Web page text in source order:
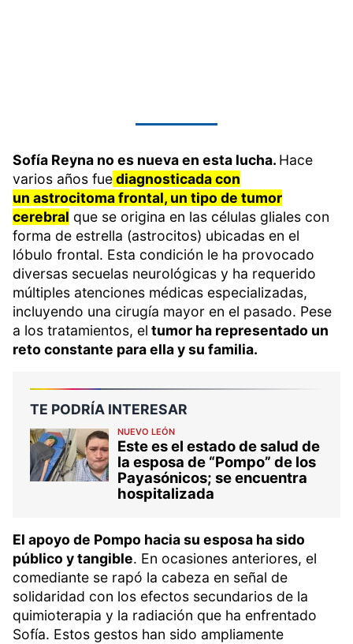
Sofía Reyna no es nueva en esta lucha. Hace
varios años fuediagnosticada con
un astrocitoma frontal, un tipo de tumor
cerebral que se origina en las células gliales con
forma de estrella (astrocitos) ubicadas en el
lóbulo frontal. Esta condición le ha provocado
diversas secuelas neurológicas y ha requerido
múltiples atenciones médicas especializadas,
incluyendo una cirugía mayor en el pasado. Pese
a los tratamientos, el tumor ha representado un
reto constante para ella y su familia.
TE PODRÍA INTERESAR
NUEVO LEÓN
Este es el estado de salud de
la esposa de “Pompo” de los
Payasónicos; se encuentra
hospitalizada
El apoyo de Pompo hacia su esposa ha sido
público y tangible. En ocasiones anteriores, el
comediante se rapó la cabeza en señal de
solidaridad con los efectos secundarios de la
quimioterapia y la radiación que ha enfrentado
Sofía. Estos gestos han sido ampliamente